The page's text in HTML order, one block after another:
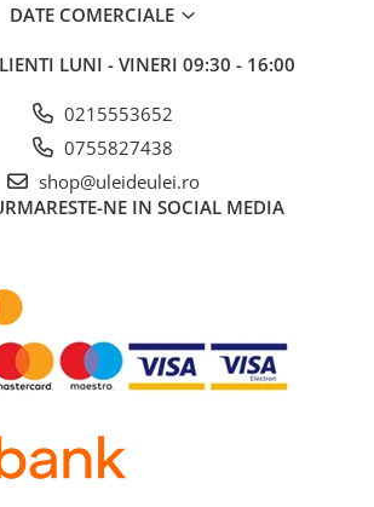
DATE COMERCIALE
LUNI - VINERI 09:30 - 16:00
0215553652
0755827438
shop@uleideulei.ro
NE IN SOCIAL MEDIA